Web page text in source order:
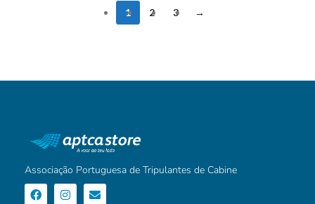
1 2 3 →
Associação Portuguesa de Tripulantes de Cabine